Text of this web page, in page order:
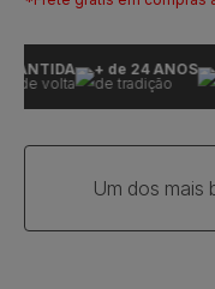
de volta
+ de 24 ANOS
de tradição
e
Um dos mais